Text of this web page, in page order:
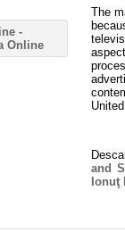
The
and
Ionuţ